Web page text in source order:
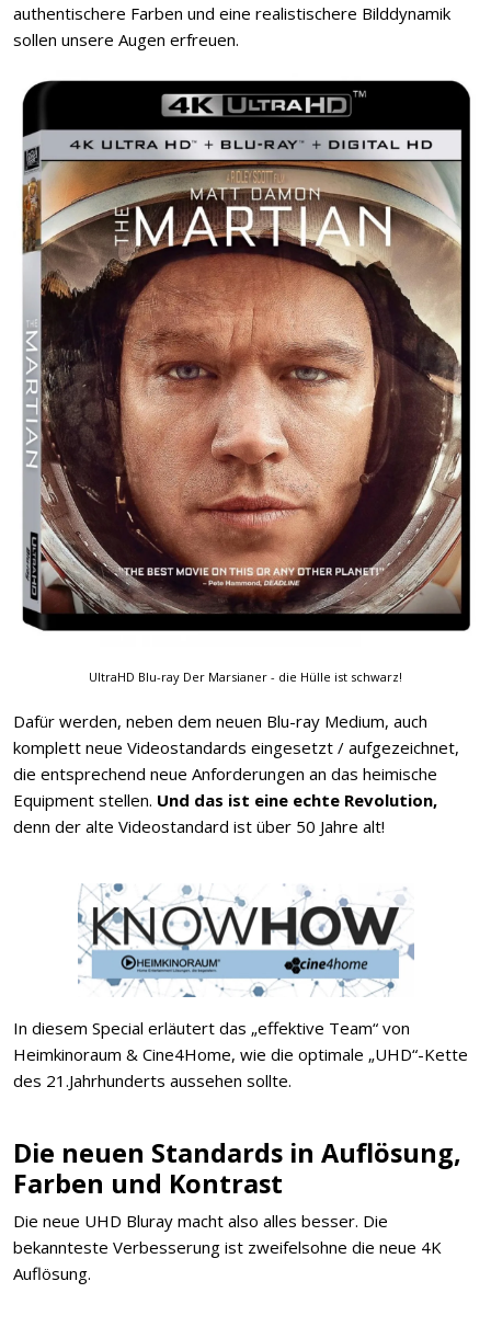
authentischere Farben und eine realistischere Bilddynamik
sollen unsere Augen erfreuen.
UltraHD Blu-ray Der Marsianer - die Hülle ist schwarz!
Dafür werden, neben dem neuen Blu-ray Medium, auch
komplett neue Videostandards eingesetzt / aufgezeichnet,
die entsprechend neue Anforderungen an das heimische
Equipment stellen. Und das ist eine echte Revolution,
denn der alte Videostandard ist über 50 Jahre alt!
In diesem Special erläutert das „effektive Team“ von
Heimkinoraum & Cine4Home, wie die optimale „UHD“-Kette
des 21.Jahrhunderts aussehen sollte.
Die neuen Standards in Auflösung,
Farben und Kontrast
Die neue UHD Bluray macht also alles besser. Die
bekannteste Verbesserung ist zweifelsohne die neue 4K
Auflösung.